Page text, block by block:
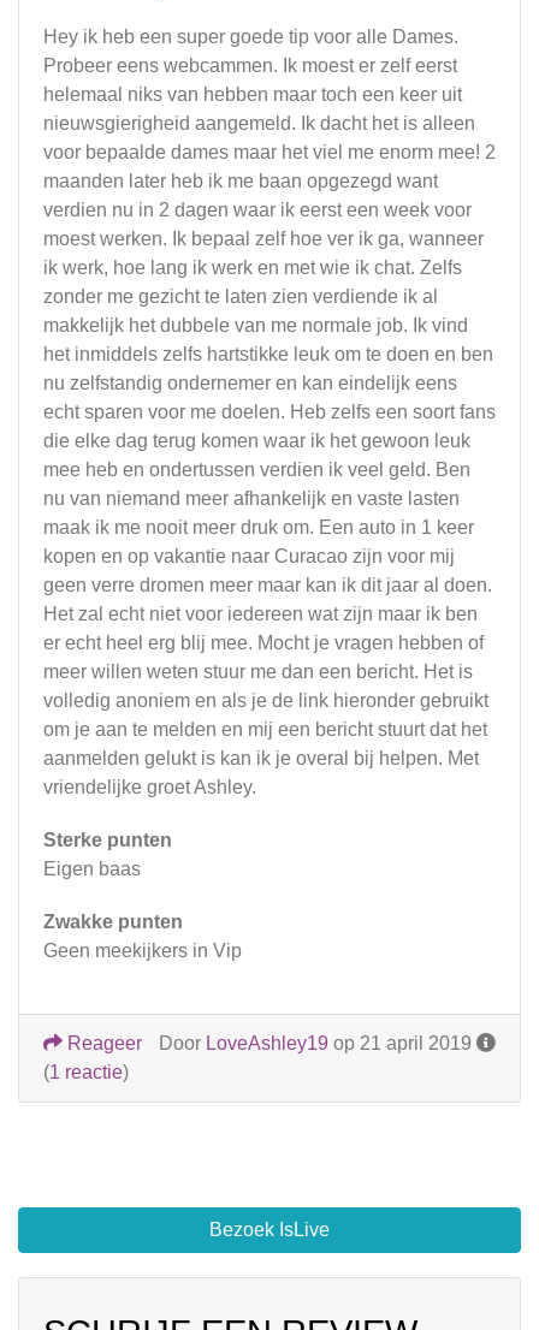
Hey ik heb een super goede tip voor alle Dames.
Probeer eens webcammen. Ik moest er zelf eerst
helemaal niks van hebben maar toch een keer uit
nieuwsgierigheid aangemeld. Ik dacht het is alleen
voor bepaalde dames maar het viel me enorm mee! 2
maanden later heb ik me baan opgezegd want
verdien nu in 2 dagen waar ik eerst een week voor
moest werken. Ik bepaal zelf hoe ver ik ga, wanneer
ik werk, hoe lang ik werk en met wie ik chat. Zelfs
zonder me gezicht te laten zien verdiende ik al
makkelijk het dubbele van me normale job. Ik vind
het inmiddels zelfs hartstikke leuk om te doen en ben
nu zelfstandig ondernemer en kan eindelijk eens
echt sparen voor me doelen. Heb zelfs een soort fans
die elke dag terug komen waar ik het gewoon leuk
mee heb en ondertussen verdien ik veel geld. Ben
nu van niemand meer afhankelijk en vaste lasten
maak ik me nooit meer druk om. Een auto in 1 keer
kopen en op vakantie naar Curacao zijn voor mij
geen verre dromen meer maar kan ik dit jaar al doen.
Het zal echt niet voor iedereen wat zijn maar ik ben
er echt heel erg blij mee. Mocht je vragen hebben of
meer willen weten stuur me dan een bericht. Het is
volledig anoniem en als je de link hieronder gebruikt
om je aan te melden en mij een bericht stuurt dat het
aanmelden gelukt is kan ik je overal bij helpen. Met
vriendelijke groet Ashley.
Sterke punten
Eigen baas
Zwakke punten
Geen meekijkers in Vip
Door LoveAshley19 op 21 april 2019
Reageer
(1 reactie)
Bezoek IsLive